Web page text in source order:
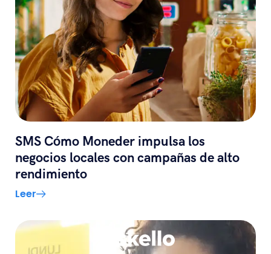
SMS Cómo Moneder impulsa los
negocios locales con campañas de alto
rendimiento
Leer